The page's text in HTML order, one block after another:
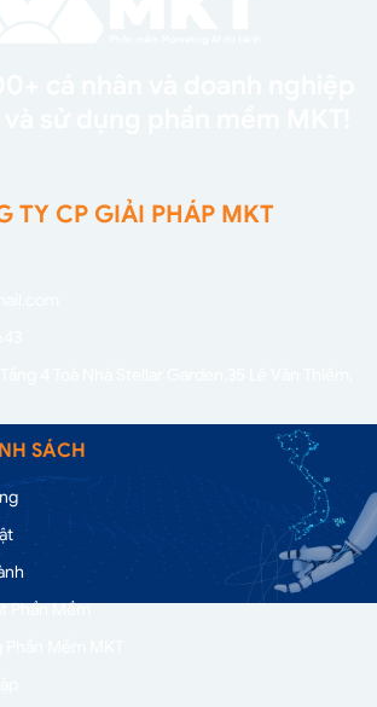
TY CP GIẢI PHÁP MKT
SÁCH
Phần Mềm
Mềm MKT